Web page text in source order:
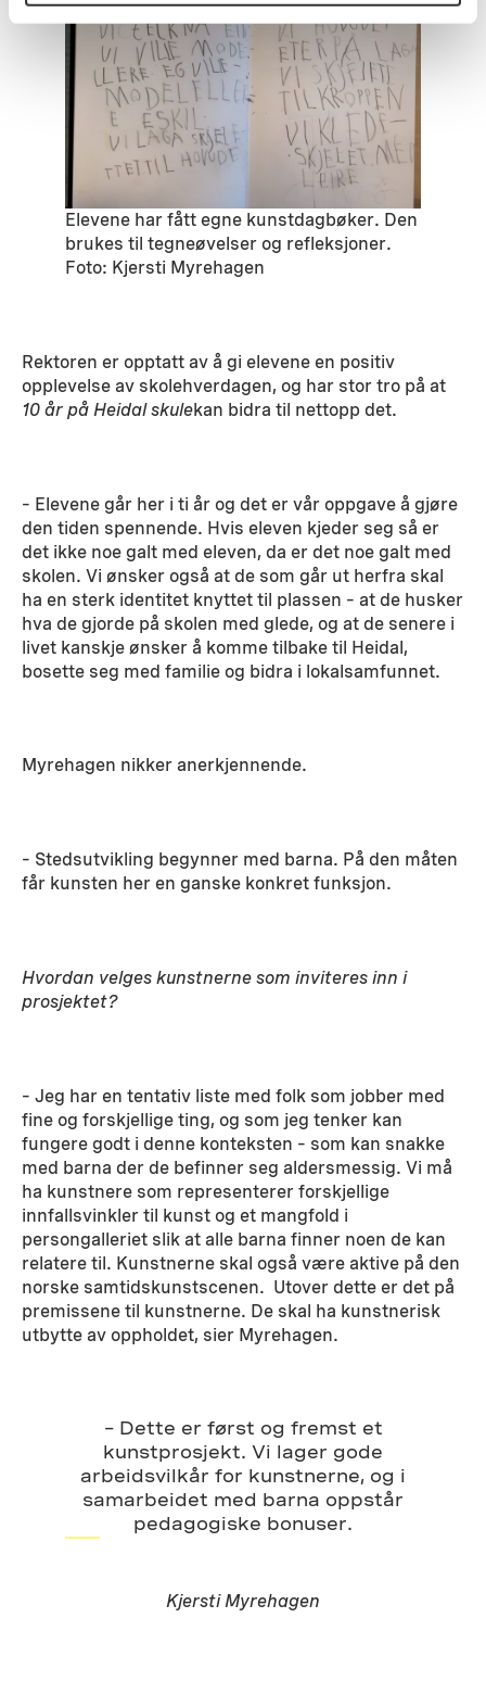
Elevene har fått egne kunstdagbøker. Den
brukes til tegneøvelser og refleksjoner.
Foto: Kjersti Myrehagen
Rektoren er opptatt av å gi elevene en positiv
opplevelse av skolehverdagen, og har stor tro på at
10 år på Heidal skulekan bidra til nettopp det.
– Elevene går her i ti år og det er vår oppgave å gjøre
den tiden spennende. Hvis eleven kjeder seg så er
det ikke noe galt med eleven, da er det noe galt med
skolen. Vi ønsker også at de som går ut herfra skal
ha en sterk identitet knyttet til plassen – at de husker
hva de gjorde på skolen med glede, og at de senere i
livet kanskje ønsker å komme tilbake til Heidal,
bosette seg med familie og bidra i lokalsamfunnet.
Myrehagen nikker anerkjennende.
– Stedsutvikling begynner med barna. På den måten
får kunsten her en ganske konkret funksjon.
Hvordan velges kunstnerne som inviteres inn i
prosjektet?
– Jeg har en tentativ liste med folk som jobber med
fine og forskjellige ting, og som jeg tenker kan
fungere godt i denne konteksten – som kan snakke
med barna der de befinner seg aldersmessig. Vi må
ha kunstnere som representerer forskjellige
innfallsvinkler til kunst og et mangfold i
persongalleriet slik at alle barna finner noen de kan
relatere til. Kunstnerne skal også være aktive på den
norske samtidskunstscenen. Utover dette er det på
premissene til kunstnerne. De skal ha kunstnerisk
utbytte av oppholdet, sier Myrehagen.
– Dette er først og fremst et
kunstprosjekt. Vi lager gode
arbeidsvilkår for kunstnerne, og i
samarbeidet med barna oppstår
pedagogiske bonuser.
Kjersti Myrehagen